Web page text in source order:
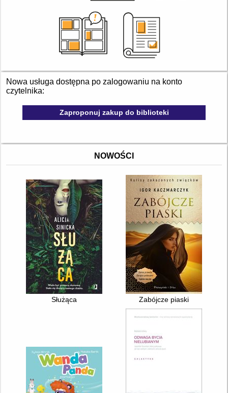
Nowa usługa dostępna po zalogowaniu na konto
czytelnika:
Zaproponuj zakup do biblioteki
NOWOŚCI
Służąca Zabójcze piaski